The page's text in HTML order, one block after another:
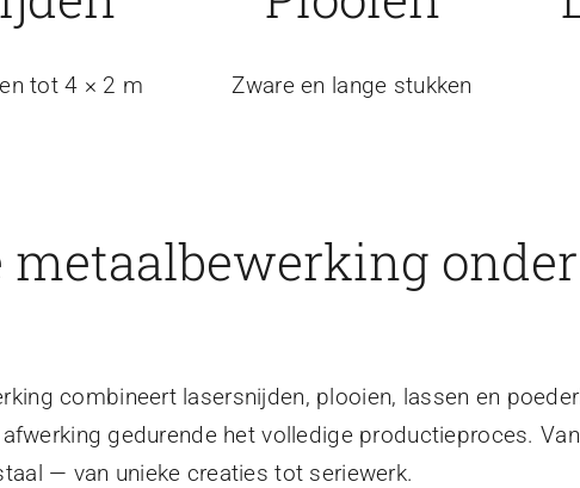
tot 4 × 2 m Zware en lange stukken
metaalbewerking
combineert lasersnijden, plooien, lassen en
gedurende het volledige productieproces.
— van unieke creaties tot seriewerk.